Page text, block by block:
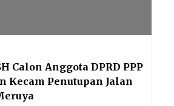
Calon Anggota DPRD PPP
Kecam Penutupan Jalan